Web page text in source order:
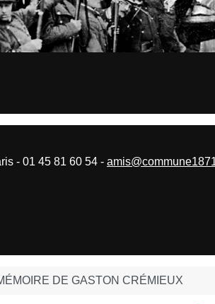
DE GASTON CRÉMIEUX
- 01 45 81 60 54 -